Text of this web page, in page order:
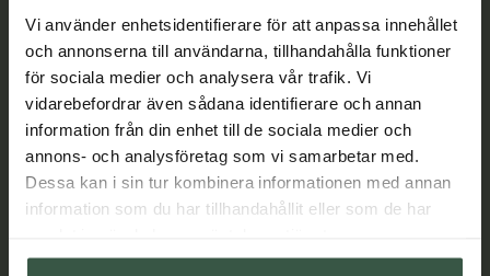
Vi använder enhetsidentifierare för att anpassa innehållet
och annonserna till användarna, tillhandahålla funktioner
för sociala medier och analysera vår trafik. Vi
vidarebefordrar även sådana identifierare och annan
information från din enhet till de sociala medier och
annons- och analysföretag som vi samarbetar med.
Dessa kan i sin tur kombinera informationen med annan
information som du har tillhandahållit eller som de har